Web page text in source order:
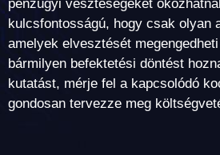
pénzügyi veszteségeket
kulcsfontosságú, hogy csak olyan
amelyek elvesztését
bármilyen befektetési döntést
kutatást, mérje fel a kapcsolódó
gondosan tervezze meg